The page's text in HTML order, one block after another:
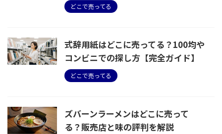
どこで売ってる
式辞用紙はどこに売ってる？100均や
コンビニでの探し方【完全ガイド】
どこで売ってる
ズバーンラーメンはどこに売って
る？販売店と味の評判を解説